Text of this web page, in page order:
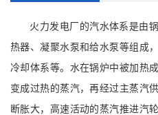
火力发电厂的汽水体系是由锅
热器、凝聚水泵和给水泵等组成
冷却体系等。水在锅炉中被加热
变成过热的蒸汽，再经过主蒸汽
断胀大，高速活动的蒸汽推进汽